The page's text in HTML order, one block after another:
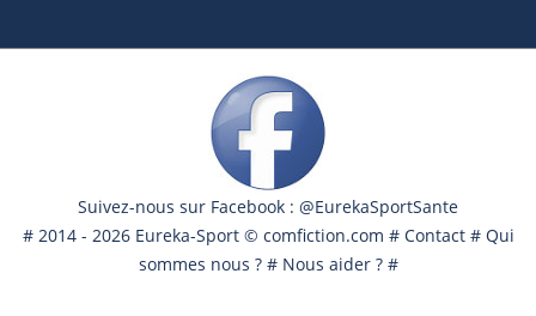
Suivez-nous sur Facebook : @EurekaSportSante
# 2014 - 2026 Eureka-Sport © comfiction.com # Contact# Qui
sommes nous ?# Nous aider ?#